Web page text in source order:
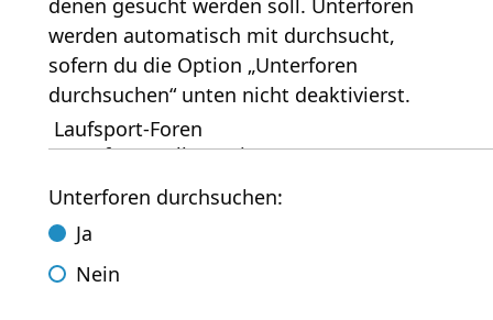
denen gesucht werden soll. Unterforen
werden automatisch mit durchsucht,
sofern du die Option „Unterforen
durchsuchen“ unten nicht deaktivierst.
Unterforen durchsuchen:
Ja
Nein